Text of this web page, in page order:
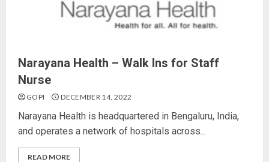
Narayana Health – Walk Ins for Staff
Nurse
GOPI DECEMBER 14, 2022
Narayana Health is headquartered in Bengaluru, India,
and operates a network of hospitals across...
READ MORE